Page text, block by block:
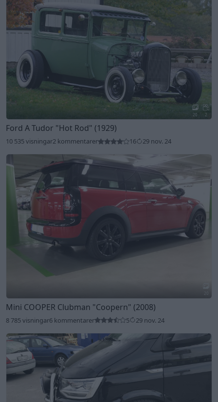
20 2
Ford A Tudor "Hot Rod" (1929)
10 535 visningar2 kommentarer 16 29 nov. 24
20
Mini COOPER Clubman "Coopern" (2008)
8 785 visningar6 kommentarer 5 29 nov. 24